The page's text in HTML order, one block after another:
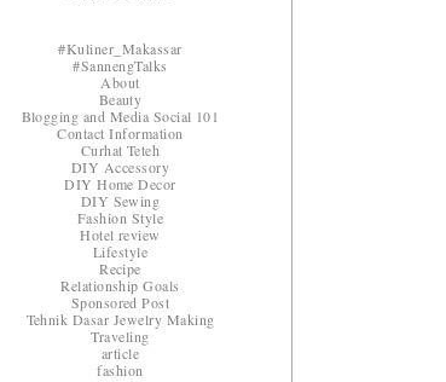
#Kuliner_Makassar
#SannengTalks
About
Beauty
Blogging and Media Social 101
Contact Information
Curhat Teteh
DIY Accessory
DIY Home Decor
DIY Sewing
Fashion Style
Hotel review
Lifestyle
Recipe
Relationship Goals
Sponsored Post
Tehnik Dasar Jewelry Making
Traveling
article
fashion